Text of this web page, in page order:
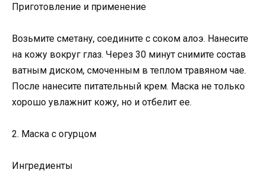
Приготовление и применение
Возьмите сметану, соедините с соком алоэ. Нанесите
на кожу вокруг глаз. Через 30 минут снимите состав
ватным диском, смоченным в теплом травяном чае.
После нанесите питательный крем. Маска не только
хорошо увлажнит кожу, но и отбелит ее.
2. Маска с огурцом
Ингредиенты